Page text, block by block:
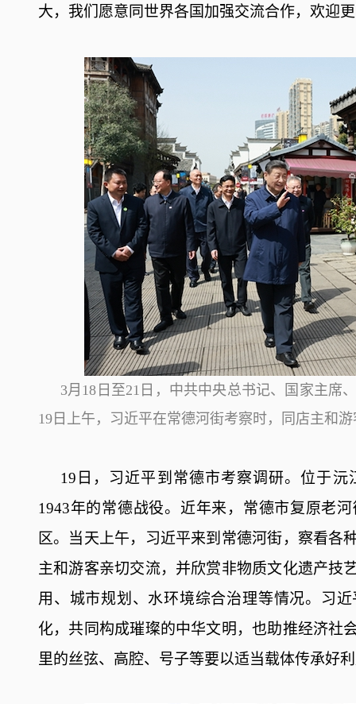
大，我们愿意同世界各国加强交流合作，欢迎
3月18日至21日，中共中央总书记、国家主席
19日上午，习近平在常德河街考察时，同店主和
19日，习近平到常德市考察调研。位于
1943年的常德战役。近年来，常德市复原老
区。当天上午，习近平来到常德河街，察看各
主和游客亲切交流，并欣赏非物质文化遗产技
用、城市规划、水环境综合治理等情况。习
化，共同构成璀璨的中华文明，也助推经济社
里的丝弦、高腔、号子等要以适当载体传承好